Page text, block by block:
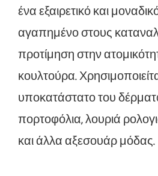
ένα εξαιρετικό και
αγαπημένο στους
προτίμηση στην
κουλτούρα.
υποκατάστατο του
πορτοφόλια, λουριά
και άλλα αξεσουάρ μόδας.